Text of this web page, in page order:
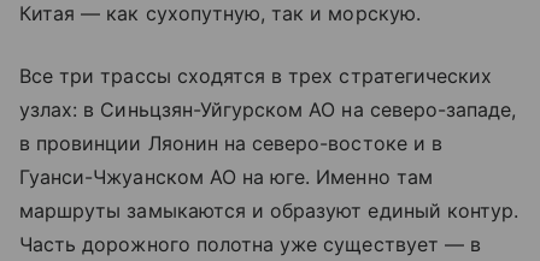
Китая — как сухопутную, так и морскую.
Все три трассы сходятся в трех стратегических
узлах: в Синьцзян-Уйгурском АО на северо-западе,
в провинции Ляонин на северо-востоке и в
Гуанси-Чжуанском АО на юге. Именно там
маршруты замыкаются и образуют единый контур.
Часть дорожного полотна уже существует — в